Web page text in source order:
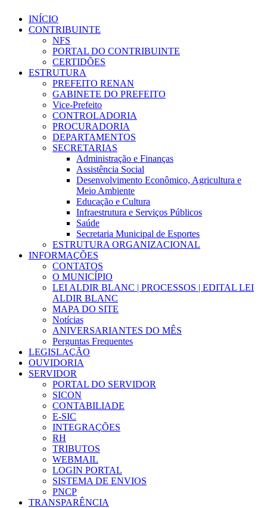
INÍCIO
CONTRIBUINTE
NFS
PORTAL DO CONTRIBUINTE
CERTIDÕES
ESTRUTURA
PREFEITO RENAN
GABINETE DO PREFEITO
Vice-Prefeito
CONTROLADORIA
PROCURADORIA
DEPARTAMENTOS
SECRETARIAS
Administração e Finanças
Assistência Social
Desenvolvimento Econômico, Agricultura e
Meio Ambiente
Educação e Cultura
Infraestrutura e Serviços Públicos
Saúde
Secretaria Municipal de Esportes
ESTRUTURA ORGANIZACIONAL
INFORMAÇÕES
CONTATOS
O MUNICÍPIO
LEI ALDIR BLANC | PROCESSOS | EDITAL LEI
ALDIR BLANC
MAPA DO SITE
Notícias
ANIVERSARIANTES DO MÊS
Perguntas Frequentes
LEGISLAÇÃO
OUVIDORIA
SERVIDOR
PORTAL DO SERVIDOR
SICON
CONTABILIADE
E-SIC
INTEGRAÇÕES
RH
TRIBUTOS
WEBMAIL
LOGIN PORTAL
SISTEMA DE ENVIOS
PNCP
TRANSPARÊNCIA